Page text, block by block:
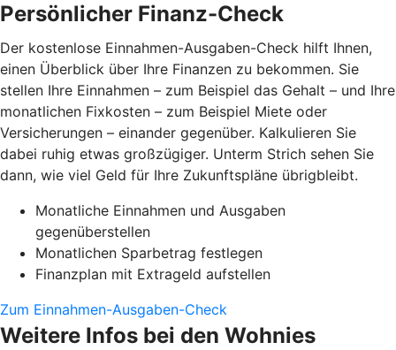
Persönlicher Finanz-Check
Der kostenlose Einnahmen-Ausgaben-Check hilft Ihnen,
einen Überblick über Ihre Finanzen zu bekommen. Sie
stellen Ihre Einnahmen – zum Beispiel das Gehalt – und Ihre
monatlichen Fixkosten – zum Beispiel Miete oder
Versicherungen – einander gegenüber. Kalkulieren Sie
dabei ruhig etwas großzügiger. Unterm Strich sehen Sie
dann, wie viel Geld für Ihre Zukunftspläne übrigbleibt.
Monatliche Einnahmen und Ausgaben
gegenüberstellen
Monatlichen Sparbetrag festlegen
Finanzplan mit Extrageld aufstellen
Zum Einnahmen-Ausgaben-Check
Weitere Infos bei den Wohnies